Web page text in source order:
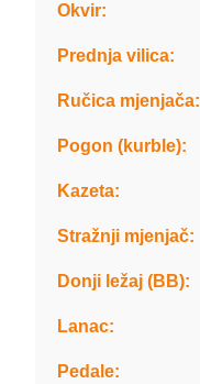
Okvir:
Prednja vilica:
Ručica mjenjača:
Pogon (kurble):
Kazeta:
Stražnji mjenjač:
Donji ležaj (BB):
Lanac:
Pedale: